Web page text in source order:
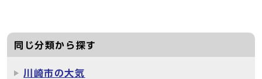
同じ分類から探す
川崎市の大気